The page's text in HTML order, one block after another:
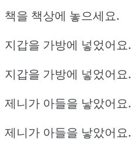
책을 책상에 놓으세요.
지갑을 가방에 넣었어요.
지갑을 가방에 넣었어요.
제니가 아들을 낳았어요.
제니가 아들을 낳았어요.